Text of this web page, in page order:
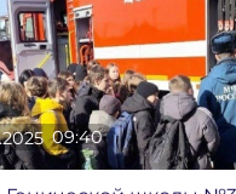
09:40